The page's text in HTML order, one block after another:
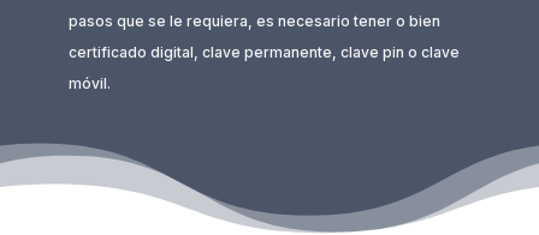
pasos que se le requiera, es necesario tener o bien
certificado digital, clave permanente, clave pin o clave
móvil.